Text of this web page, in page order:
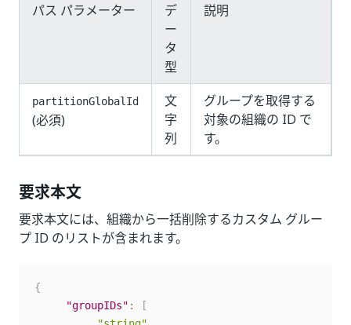
パス パラメーター
デ
ー
タ
型
説明
partitionGlobalId
(必須)
文
字
列
グループを取得する
対象の組織の ID で
す。
要求本文
要求本文には、組織から一括削除するカスタム グルー
プ ID のリストが含まれます。
{
"groupIDs" :
[